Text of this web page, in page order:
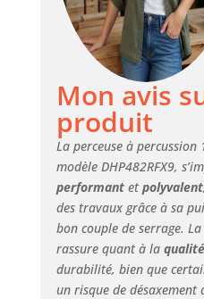
Mon avis
produit
La perceuse à percussion
modèle DHP482RFX9,
performantetpolyvalent
des travaux grâce à sa
bon couple de serrage.
rassure quant à la
durabilité, bien que
un risque de désaxement